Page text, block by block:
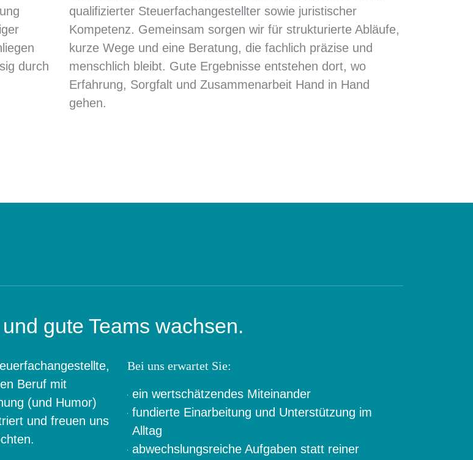
durch
qualifizierter Steuerfachangestellter sowie juristischer
Kompetenz. Gemeinsam sorgen wir für strukturierte Abläufe,
kurze Wege und eine Beratung, die fachlich präzise und
menschlich bleibt. Gute Ergebnisse entstehen dort, wo
Erfahrung, Sorgfalt und Zusammenarbeit Hand in Hand
gehen.
gute Teams wachsen.
Beruf mit
(und Humor)
und freuen uns
Bei uns erwartet Sie:
ein wertschätzendes Miteinander
fundierte Einarbeitung und Unterstützung im
Alltag
abwechslungsreiche Aufgaben statt reiner